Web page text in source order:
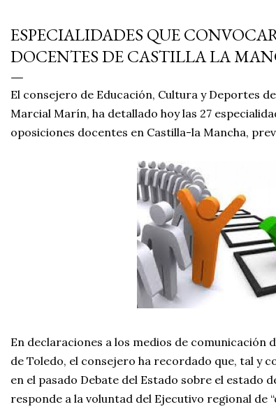
ESPECIALIDADES QUE
DOCENTES DE CASTILLA LA
El consejero de Educación, Cultura y Deportes
Marcial Marín, ha detallado hoy las 27
oposiciones docentes en Castilla-la Mancha,
En declaraciones a los medios de comunicación
de Toledo, el consejero ha recordado que, tal y
en el pasado Debate del Estado sobre el estado
responde a la voluntad del Ejecutivo regional de